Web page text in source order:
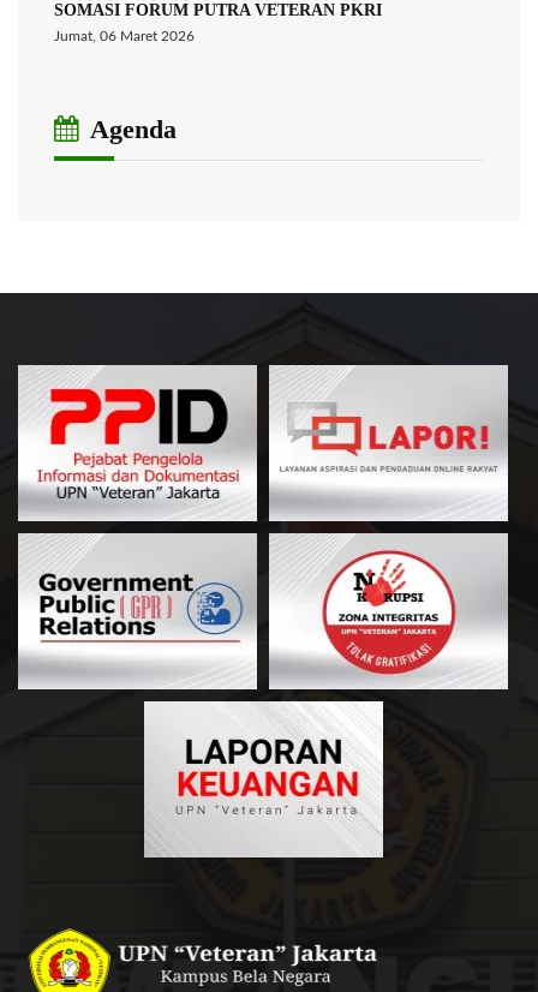
SOMASI FORUM PUTRA VETERAN PKRI
Jumat, 06 Maret 2026
Agenda